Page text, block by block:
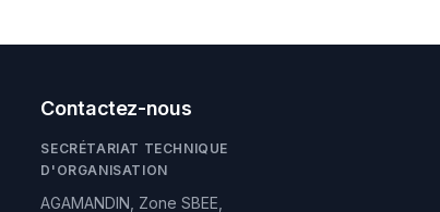
Contactez-nous
SECRÉTARIAT TECHNIQUE
D'ORGANISATION
AGAMANDIN, Zone SBEE,